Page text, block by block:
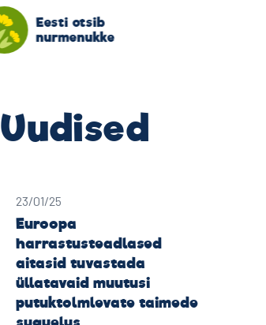
Eesti otsib
nurmenukke
Uudised
23/01/25
Euroopa
harrastusteadlased
aitasid tuvastada
üllatavaid muutusi
putuktolmlevate taimede